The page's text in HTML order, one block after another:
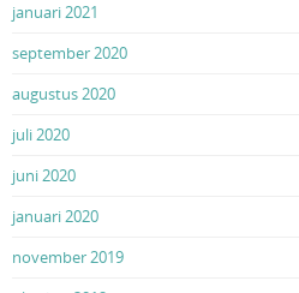
januari 2021
september 2020
augustus 2020
juli 2020
juni 2020
januari 2020
november 2019